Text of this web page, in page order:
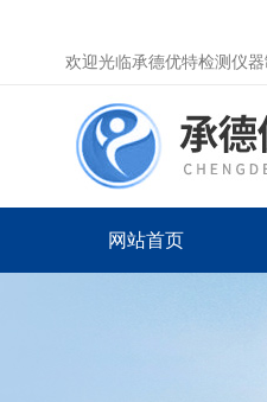
欢迎光临承德优特检测仪器
网站首页